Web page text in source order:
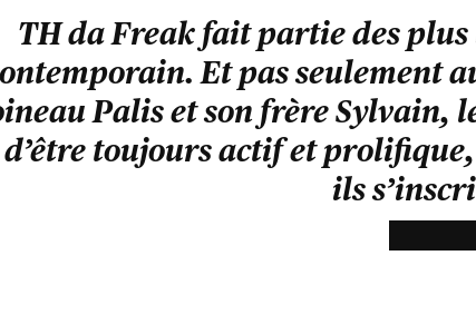
TH da Freak fait partie des plus
Et pas seulement
Palis et son frère Sylvain,
d’être toujours actif et
ils